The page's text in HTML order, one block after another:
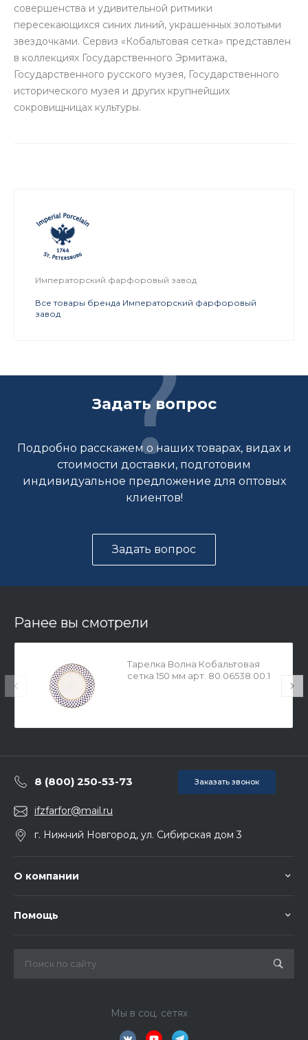
совершенства и удивительной ритмики
пересекающихся синих линий, украшенных золотыми
звездочками. Сервиз «Кобальтовая сетка» представлен
в коллекциях Государственного Эрмитажа,
Государственного русского музея, Государственного
исторического музея и других крупнейших
сокровищницах культуры.
Императорский фарфоровый завод
Все товары бренда Императорский фарфоровый
завод
Задать вопрос
Подробно расскажем о наших товарах, видах и
стоимости доставки, подготовим
индивидуальное предложение для оптовых
клиентов!
Задать вопрос
Ранее вы смотрели
Тарелка Волна Кобальтовая
сетка 150 мм арт. 80.06538.00.1
8 (800) 250-53-73 Заказать звонок
ifzfarfor@mail.ru
г. Нижний Новгород, ул. Сибирская дом 3
О компании
Помощь
Мы в соц. сетях